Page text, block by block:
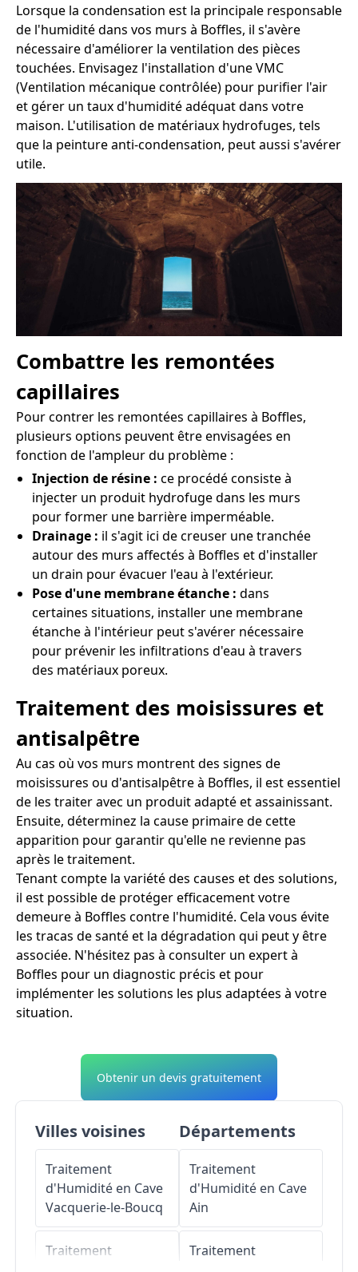
Lorsque la condensation est la principale responsable
de l'humidité dans vos murs à Boffles, il s'avère
nécessaire d'améliorer la ventilation des pièces
touchées. Envisagez l'installation d'une VMC
(Ventilation mécanique contrôlée) pour purifier l'air
et gérer un taux d'humidité adéquat dans votre
maison. L'utilisation de matériaux hydrofuges, tels
que la peinture anti-condensation, peut aussi s'avérer
utile.
Combattre les remontées
capillaires
Pour contrer les remontées capillaires à Boffles,
plusieurs options peuvent être envisagées en
fonction de l'ampleur du problème :
Injection de résine : ce procédé consiste à
injecter un produit hydrofuge dans les murs
pour former une barrière imperméable.
Drainage : il s'agit ici de creuser une tranchée
autour des murs affectés à Boffles et d'installer
un drain pour évacuer l'eau à l'extérieur.
Pose d'une membrane étanche : dans
certaines situations, installer une membrane
étanche à l'intérieur peut s'avérer nécessaire
pour prévenir les infiltrations d'eau à travers
des matériaux poreux.
Traitement des moisissures et
antisalpêtre
Au cas où vos murs montrent des signes de
moisissures ou d'antisalpêtre à Boffles, il est essentiel
de les traiter avec un produit adapté et assainissant.
Ensuite, déterminez la cause primaire de cette
apparition pour garantir qu'elle ne revienne pas
après le traitement.
Tenant compte la variété des causes et des solutions,
il est possible de protéger efficacement votre
demeure à Boffles contre l'humidité. Cela vous évite
les tracas de santé et la dégradation qui peut y être
associée. N'hésitez pas à consulter un expert à
Boffles pour un diagnostic précis et pour
implémenter les solutions les plus adaptées à votre
situation.
Obtenir un devis gratuitement
Villes voisines
Traitement
d'Humidité en Cave
Vacquerie-le-Boucq
Traitement
Départements
Traitement
d'Humidité en Cave
Ain
Traitement